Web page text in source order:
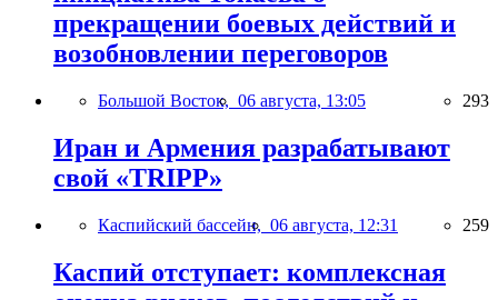
прекращении боевых действий и
возобновлении переговоров
Большой Восток, 06 августа, 13:05 293
Иран и Армения разрабатывают
свой «TRIPP»
Каспийский бассейн, 06 августа, 12:31 259
Каспий отступает: комплексная